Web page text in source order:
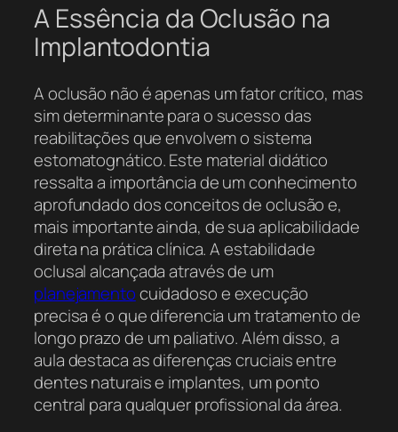
A Essência da Oclusão na
Implantodontia
A oclusão não é apenas um fator crítico, mas
sim determinante para o sucesso das
reabilitações que envolvem o sistema
estomatognático. Este material didático
ressalta a importância de um conhecimento
aprofundado dos conceitos de oclusão e,
mais importante ainda, de sua aplicabilidade
direta na prática clínica. A estabilidade
oclusal alcançada através de um
planejamentocuidadoso e execução
precisa é o que diferencia um tratamento de
longo prazo de um paliativo. Além disso, a
aula destaca as diferenças cruciais entre
dentes naturais e implantes, um ponto
central para qualquer profissional da área.